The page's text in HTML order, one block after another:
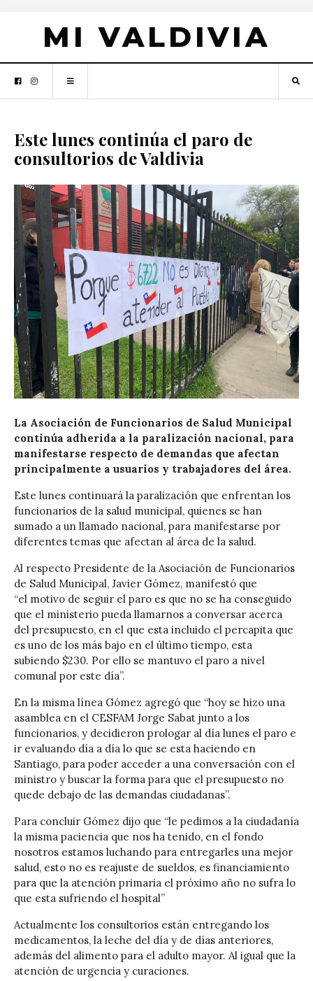
MI VALDIVIA
Este lunes continúa el paro de
consultorios de Valdivia
La Asociación de Funcionarios de Salud Municipal
continúa adherida a la paralización nacional, para
manifestarse respecto de demandas que afectan
principalmente a usuarios y trabajadores del área.
Este lunes continuará la paralización que enfrentan los
funcionarios de la salud municipal, quienes se han
sumado a un llamado nacional, para manifestarse por
diferentes temas que afectan al área de la salud.
Al respecto Presidente de la Asociación de Funcionarios
de Salud Municipal, Javier Gómez, manifestó que
“el motivo de seguir el paro es que no se ha conseguido
que el ministerio pueda llamarnos a conversar acerca
del presupuesto, en el que esta incluido el percapita que
es uno de los más bajo en el último tiempo, esta
subiendo $230. Por ello se mantuvo el paro a nivel
comunal por este día”.
En la misma línea Gómez agregó que “hoy se hizo una
asamblea en el CESFAM Jorge Sabat junto a los
funcionarios, y decidieron prologar al día lunes el paro e
ir evaluando día a día lo que se esta haciendo en
Santiago, para poder acceder a una conversación con el
ministro y buscar la forma para que el presupuesto no
quede debajo de las demandas ciudadanas”.
Para concluir Gómez dijo que “le pedimos a la ciudadanía
la misma paciencia que nos ha tenido, en el fondo
nosotros estamos luchando para entregarles una mejor
salud, esto no es reajuste de sueldos, es financiamiento
para que la atención primaria el próximo año no sufra lo
que esta sufriendo el hospital”
Actualmente los consultorios están entregando los
medicamentos, la leche del día y de días anteriores,
además del alimento para el adulto mayor. Al igual que la
atención de urgencia y curaciones.